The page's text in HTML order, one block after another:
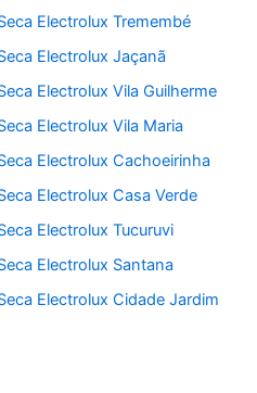
Electrolux Tremembé
Electrolux Jaçanã
Electrolux Vila Guilherme
Electrolux Vila Maria
Electrolux Cachoeirinha
Electrolux Casa Verde
Electrolux Tucuruvi
Electrolux Santana
Electrolux Cidade Jardim